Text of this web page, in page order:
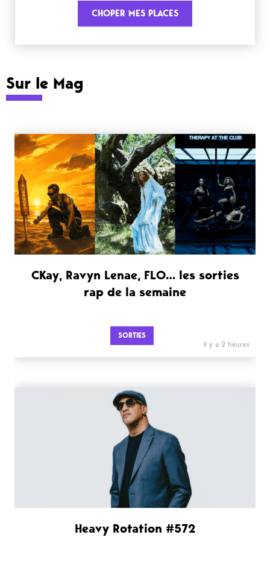
CHOPER MES PLACES
Sur le Mag
CKay, Ravyn Lenae, FLO… les sorties
rap de la semaine
SORTIES
il y a 2 heures
Heavy Rotation #572